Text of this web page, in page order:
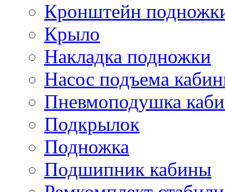
Кронштейн
Крыло
Накладка подножки
Насос подъема
Пневмоподушка
Подкрылок
Подножка
Подшипник кабины